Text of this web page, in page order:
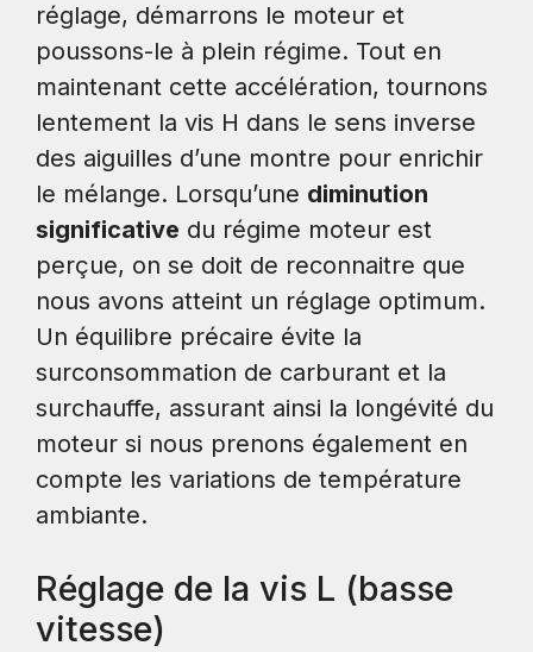
réglage, démarrons le moteur et
poussons-le à plein régime. Tout en
maintenant cette accélération, tournons
lentement la vis H dans le sens inverse
des aiguilles d’une montre pour enrichir
le mélange. Lorsqu’une diminution
significative du régime moteur est
perçue, on se doit de reconnaitre que
nous avons atteint un réglage optimum.
Un équilibre précaire évite la
surconsommation de carburant et la
surchauffe, assurant ainsi la longévité du
moteur si nous prenons également en
compte les variations de température
ambiante.
Réglage de la vis L (basse
vitesse)